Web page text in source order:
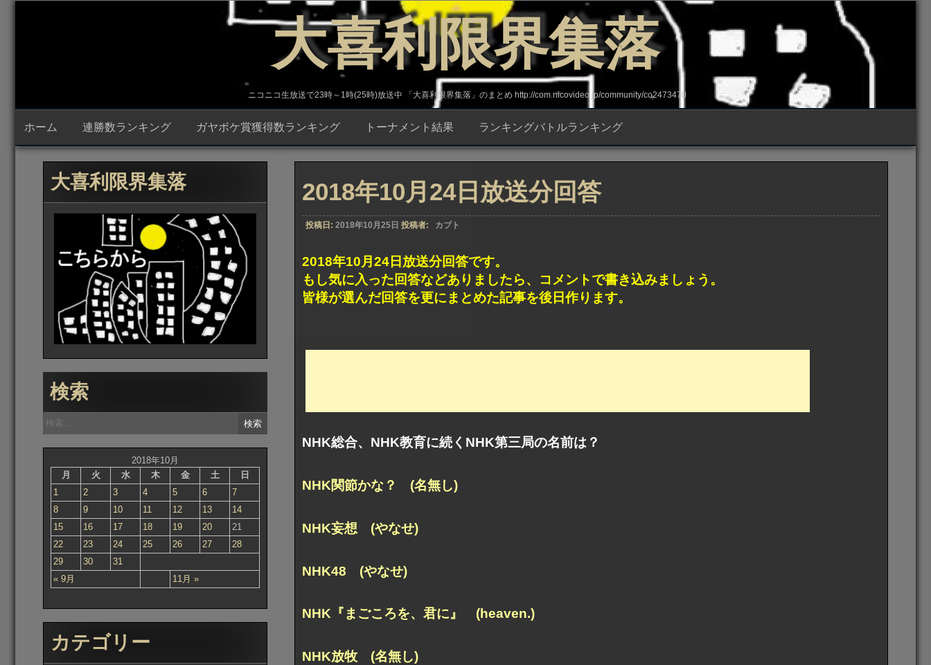
プ
大喜利限界集落
ニコニコ生放送で23時～1時(25時)放送中 「大喜利限界集落」のまとめ http://com.nicovideo.jp/community/co2473470
ホーム 連勝数ランキング ガヤボケ賞獲得数ランキング トーナメント結果 ランキングバトルランキング
2018年10月24日放送分回答
投稿日: 2018年10月25日 投稿者: カブト
2018年10月24日放送分回答です。
もし気に入った回答などありましたら、コメントで書き込みましょう。
皆様が選んだ回答を更にまとめた記事を後日作ります。
NHK総合、NHK教育に続くNHK第三局の名前は？
NHK関節かな？ (名無し)
NHK妄想 (やなせ)
NHK48 (やなせ)
NHK『まごころを、君に』 (heaven.)
NHK放牧 (名無し)
大喜利限界集落
検索
検
索:
2018年10月
月
火 水 木 金 土 日
« 9月 11月 »
1 2 3 4 5 6
7
8
9 10 11 12 13
14
15
16 17 18 19 20
21
22
23 24 25 26 27
28
29
30 31
カテゴリー